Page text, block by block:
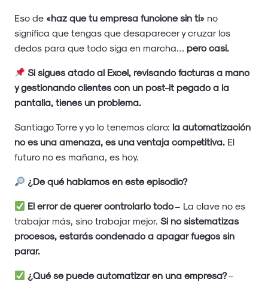
Eso de «haz que tu empresa funcione sin ti» no
significa que tengas que desaparecer y cruzar los
dedos para que todo siga en marcha… pero casi.
Si sigues atado al Excel, revisando facturas a mano
y gestionando clientes con un post-it pegado a la
pantalla, tienes un problema.
Santiago Torre y yo lo tenemos claro: la automatización
no es una amenaza, es una ventaja competitiva. El
futuro no es mañana, es hoy.
¿De qué hablamos en este episodio?
El error de querer controlarlo todo– La clave no es
trabajar más, sino trabajar mejor. Si no sistematizas
procesos, estarás condenado a apagar fuegos sin
parar.
¿Qué se puede automatizar en una empresa?–